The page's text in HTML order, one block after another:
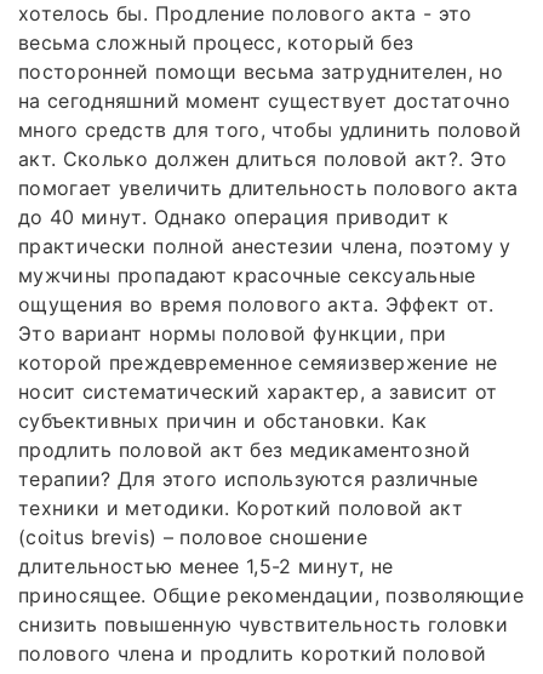
хотелось бы. Продление полового акта - это
весьма сложный процесс, который без
посторонней помощи весьма затруднителен, но
на сегодняшний момент существует достаточно
много средств для того, чтобы удлинить половой
акт. Сколько должен длиться половой акт?. Это
помогает увеличить длительность полового акта
до 40 минут. Однако операция приводит к
практически полной анестезии члена, поэтому у
мужчины пропадают красочные сексуальные
ощущения во время полового акта. Эффект от.
Это вариант нормы половой функции, при
которой преждевременное семяизвержение не
носит систематический характер, а зависит от
субъективных причин и обстановки. Как
продлить половой акт без медикаментозной
терапии? Для этого используются различные
техники и методики. Короткий половой акт
(coitus brevis) – половое сношение
длительностью менее 1,5-2 минут, не
приносящее. Общие рекомендации, позволяющие
снизить повышенную чувствительность головки
полового члена и продлить короткий половой